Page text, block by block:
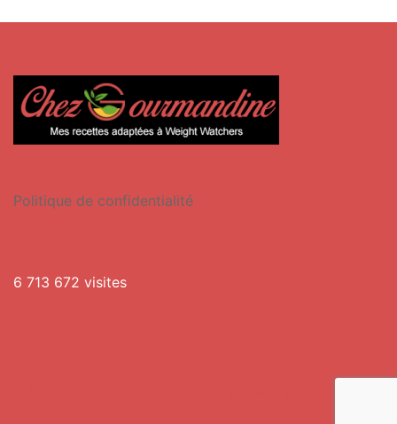
Politique de confidentialité
6 713 672 visites